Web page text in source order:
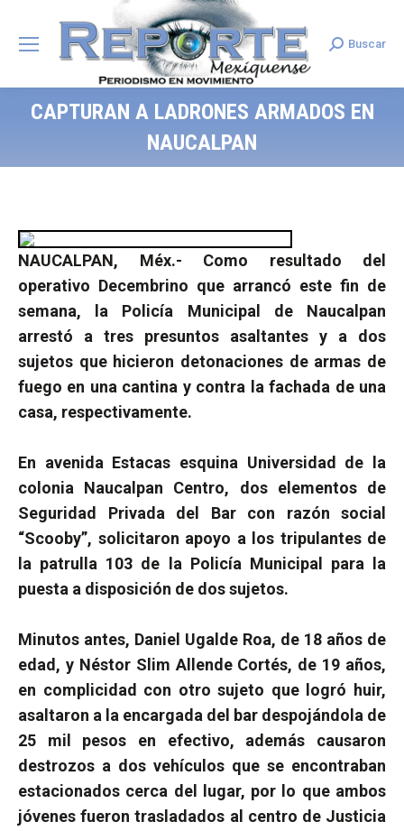
Search:
Buscar
CAPTURAN A LADRONES ARMADOS EN
NAUCALPAN
NAUCALPAN, Méx.- Como resultado del
operativo Decembrino que arrancó este fin de
semana, la Policía Municipal de Naucalpan
arrestó a tres presuntos asaltantes y a dos
sujetos que hicieron detonaciones de armas de
fuego en una cantina y contra la fachada de una
casa, respectivamente.
En avenida Estacas esquina Universidad de la
colonia Naucalpan Centro, dos elementos de
Seguridad Privada del Bar con razón social
“Scooby”, solicitaron apoyo a los tripulantes de
la patrulla 103 de la Policía Municipal para la
puesta a disposición de dos sujetos.
Minutos antes, Daniel Ugalde Roa, de 18 años de
edad, y Néstor Slim Allende Cortés, de 19 años,
en complicidad con otro sujeto que logró huir,
asaltaron a la encargada del bar despojándola de
25 mil pesos en efectivo, además causaron
destrozos a dos vehículos que se encontraban
estacionados cerca del lugar, por lo que ambos
jóvenes fueron trasladados al centro de Justicia